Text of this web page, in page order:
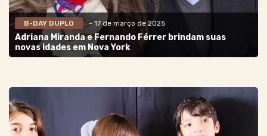
B-DAY DUPLO - 17 de março de 2025
Adriana Miranda e Fernando Férrer brindam suas
novas idades em Nova York